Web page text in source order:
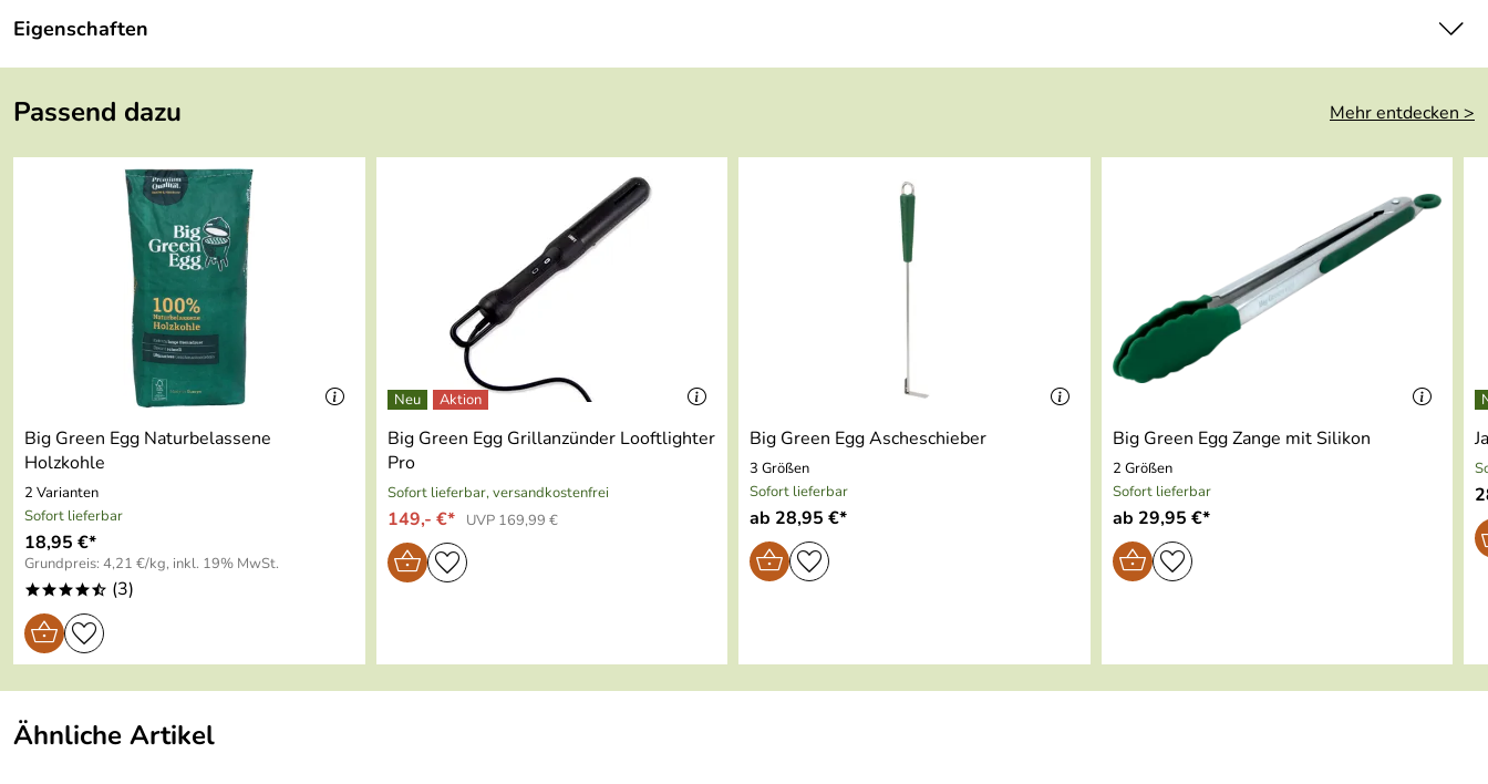
Eigenschaften
Material:
gepresste Holzfasern
zum Entzünden von Grillkohle
Passend dazu Mehr entdecken >
Big Green Egg Naturbelassene
Holzkohle
2 Varianten
Sofort lieferbar
18,95 €*
Grundpreis: 4,21 €/kg, inkl. 19% MwSt.
****/ (3)
Big Green Egg Grillanzünder Looftlighter
Pro
Sofort lieferbar, versandkostenfrei
149,- €* UVP 169,99 €
Big Green Egg Ascheschieber
3 Größen
Sofort lieferbar
ab 28,95 €*
Big Green Egg Zange mit Silikon
2 Größen
Sofort lieferbar
ab 29,95 €*
Ähnliche Artikel